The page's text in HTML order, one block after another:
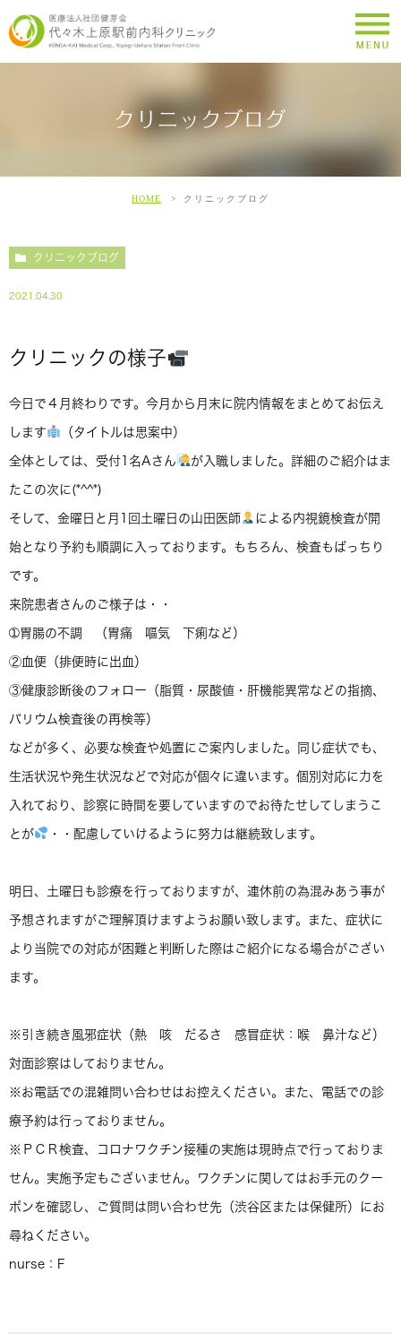
クリニックブログ
HOME クリニックブログ
クリニックブログ
2021.04.30
クリニックの様子
今日で４月終わりです。今月から月末に院内情報をまとめてお伝え
します （タイトルは思案中）
全体としては、受付1名Aさん が入職しました。詳細のご紹介はま
たこの次に(*^^*)
そして、金曜日と月1回土曜日の山田医師 による内視鏡検査が開
始となり予約も順調に入っております。もちろん、検査もばっちり
です。
来院患者さんのご様子は・・
➀胃腸の不調 （胃痛 嘔気 下痢など）
②血便（排便時に出血）
③健康診断後のフォロー（脂質・尿酸値・肝機能異常などの指摘、
バリウム検査後の再検等）
などが多く、必要な検査や処置にご案内しました。同じ症状でも、
生活状況や発生状況などで対応が個々に違います。個別対応に力を
入れており、診察に時間を要していますのでお待たせしてしまうこ
とが ・・配慮していけるように努力は継続致します。
明日、土曜日も診療を行っておりますが、連休前の為混みあう事が
予想されますがご理解頂けますようお願い致します。また、症状に
より当院での対応が困難と判断した際はご紹介になる場合がござい
ます。
※引き続き風邪症状（熱 咳 だるさ 感冒症状：喉 鼻汁など）
対面診察はしておりません。
※お電話での混雑問い合わせはお控えください。また、電話での診
療予約は行っておりません。
※ＰＣＲ検査、コロナワクチン接種の実施は現時点で行っておりま
せん。実施予定もございません。ワクチンに関してはお手元のクー
ポンを確認し、ご質問は問い合わせ先（渋谷区または保健所）にお
尋ねください。
nurse：F